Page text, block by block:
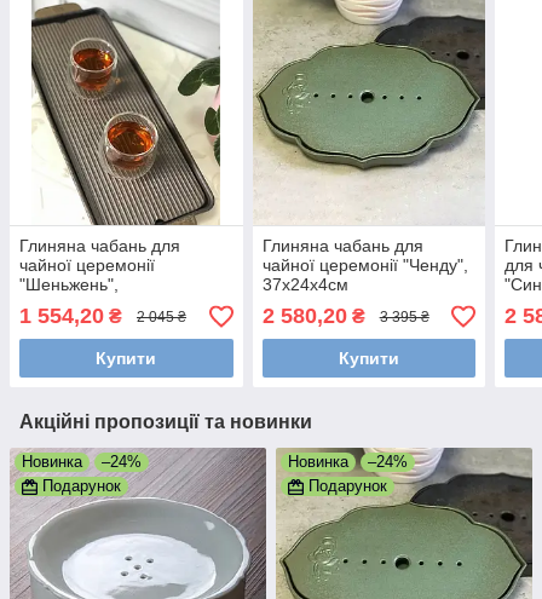
Глиняна чабань для
чайної церемонії
"Шеньжень",
41х15,5х3,5см
1 554,20 ₴ 2 045 ₴
Купити
Глиняна чабань для
чайної церемонії "Ченду",
37х24х4см
2 580,20₴ 3 395 ₴
Купити
для
2
Акційні пропозиції та новинки
Новинка
–24%
Подарунок
Новинка
–24%
Подарунок